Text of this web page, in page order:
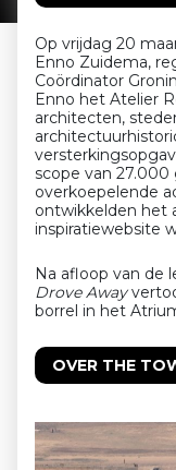
Op vrijdag 20
Enno Zuidema,
Coördinator
Enno het Atelier
architecten,
scope van
overkoepelende
ontwikkelden het
inspiratiewebsite
Na afloop van de
Drove Away
borrel in het
OVER THE